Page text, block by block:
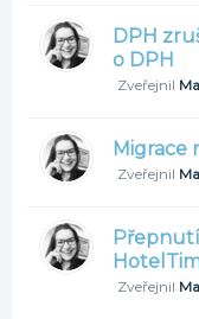
DPH
o DPH
Zveřejnil
Migrace
Zveřejnil
Zveřejnil